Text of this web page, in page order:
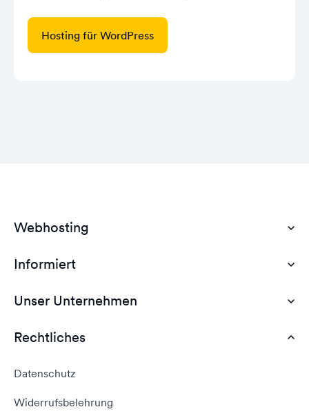
Hosting für WordPress
Webhosting
Domain Hosting
Günstiges Webhosting
Domain umziehen
E-Mail-Domain
Informiert
Dokumente
WordPress Tutorial
Unser Unternehmen
AGB
Kontakt aufnehmen
Rechtliches
Datenschutz
Widerrufsbelehrung